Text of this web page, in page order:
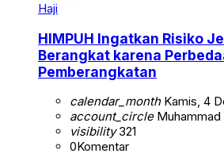
Haji
HIMPUH Ingatkan Risiko
Berangkat karena
Pemberangkatan
calendar_monthKamis, 4
account_circleMuhammad
visibility321
0Komentar